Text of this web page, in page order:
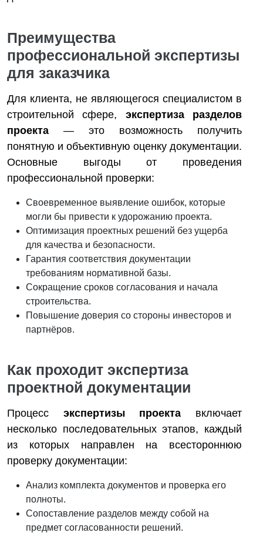
Преимущества
профессиональной экспертизы
для заказчика
Для клиента, не являющегося специалистом в
строительной сфере, экспертиза разделов
проекта — это возможность получить
понятную и объективную оценку документации.
Основные выгоды от проведения
профессиональной проверки:
Своевременное выявление ошибок, которые
могли бы привести к удорожанию проекта.
Оптимизация проектных решений без ущерба
для качества и безопасности.
Гарантия соответствия документации
требованиям нормативной базы.
Сокращение сроков согласования и начала
строительства.
Повышение доверия со стороны инвесторов и
партнёров.
Как проходит экспертиза
проектной документации
Процесс экспертизы проекта включает
несколько последовательных этапов, каждый
из которых направлен на всестороннюю
проверку документации:
Анализ комплекта документов и проверка его
полноты.
Сопоставление разделов между собой на
предмет согласованности решений.